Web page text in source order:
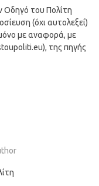
του Πολίτη
(όχι αυτολεξεί)
με αναφορά, με
της πηγής